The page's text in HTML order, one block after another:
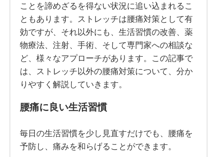
ことを諦めざるを得ない状況に追い込まれるこ
ともあります。ストレッチは腰痛対策として有
効ですが、それ以外にも、生活習慣の改善、薬
物療法、注射、手術、そして専門家への相談な
ど、様々なアプローチがあります。この記事で
は、ストレッチ以外の腰痛対策について、分か
りやすく解説していきます。
腰痛に良い生活習慣
毎日の生活習慣を少し見直すだけでも、腰痛を
予防し、痛みを和らげることができます。